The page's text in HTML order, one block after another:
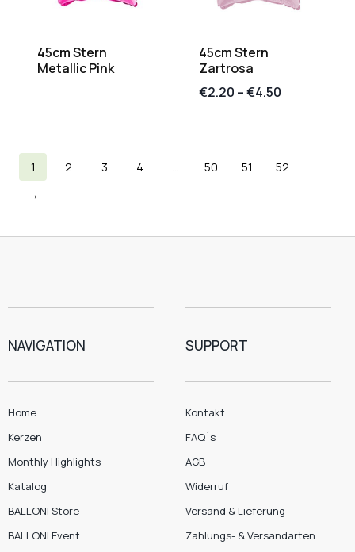
45cm Stern
Metallic Pink
45cm Stern
Zartrosa
€2.20 –€4.50
1 2 3 4 … 50 51
52
→
NAVIGATION
Home
Kerzen
Monthly Highlights
Katalog
BALLONI Store
BALLONI Event
SUPPORT
Kontakt
FAQ´s
AGB
Widerruf
Versand & Lieferung
Zahlungs- & Versandarten